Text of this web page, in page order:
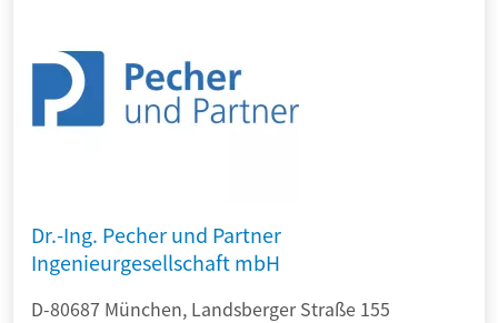
Dr.-Ing. Pecher und Partner
Ingenieurgesellschaft mbH
D-80687 München, Landsberger Straße 155